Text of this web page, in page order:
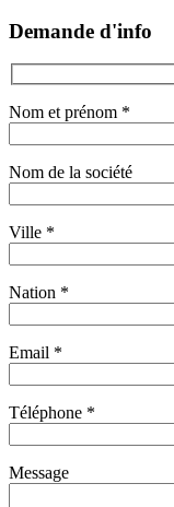
Demande d'info
Nom et prénom *
Nom de la société
Ville *
Nation *
Email *
Téléphone *
Message